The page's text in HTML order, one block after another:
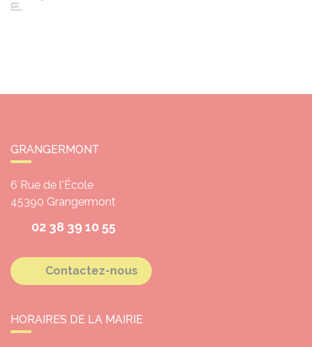
GRANGERMONT
6 Rue de l'École
45390 Grangermont
02 38 39 10 55
Contactez-nous
HORAIRES DE LA MAIRIE